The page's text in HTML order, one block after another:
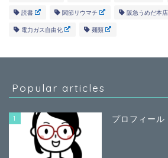
読書 関節リウマチ 阪急うめだ本店
電力ガス自由化 麺類
Popular articles
1 プロフィール